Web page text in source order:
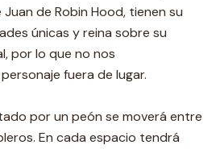
de Robin Hood, tienen su
únicas y reina sobre su
por lo que no nos
fuera de lugar.
por un peón se moverá entre
En cada espacio tendrá